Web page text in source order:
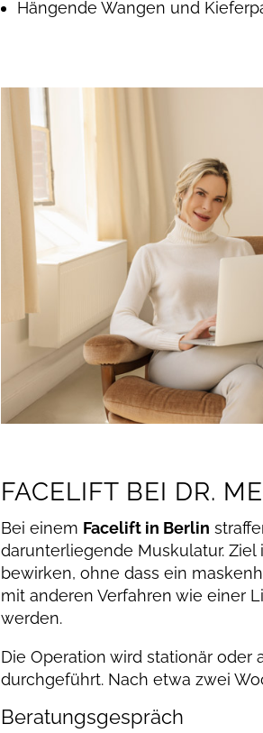
Hängende Wangen und
FACELIFT BEI DR.
Bei einem Facelift in Berlin
darunterliegende Muskulatur.
bewirken, ohne dass ein
mit anderen Verfahren wie einer
werden.
Die Operation wird stationär oder
durchgeführt. Nach etwa zwei
Beratungsgespräch